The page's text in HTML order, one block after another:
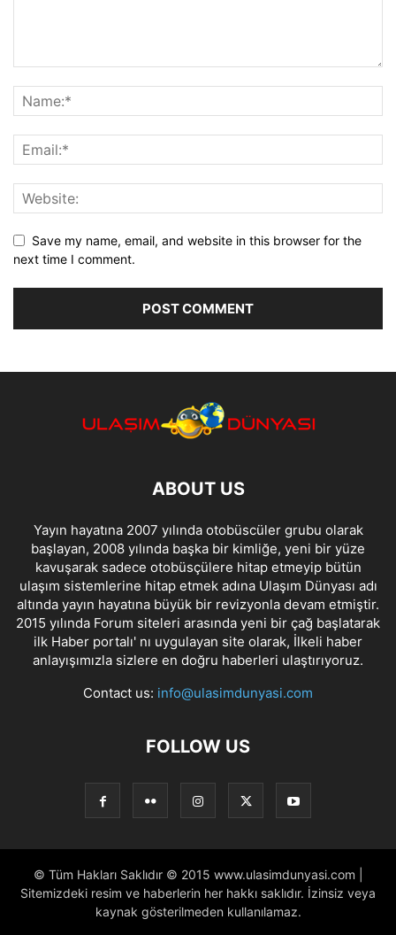
Save my name, email, and website in this browser for the
next time I comment.
ABOUT US
Yayın hayatına 2007 yılında otobüscüler grubu olarak
başlayan, 2008 yılında başka bir kimliğe, yeni bir yüze
kavuşarak sadece otobüsçülere hitap etmeyip bütün
ulaşım sistemlerine hitap etmek adına Ulaşım Dünyası adı
altında yayın hayatına büyük bir revizyonla devam etmiştir.
2015 yılında Forum siteleri arasında yeni bir çağ başlatarak
ilk Haber portalı' nı uygulayan site olarak, İlkeli haber
anlayışımızla sizlere en doğru haberleri ulaştırıyoruz.
Contact us: info@ulasimdunyasi.com
FOLLOW US
© Tüm Hakları Saklıdır © 2015 www.ulasimdunyasi.com |
Sitemizdeki resim ve haberlerin her hakkı saklıdır. İzinsiz veya
kaynak gösterilmeden kullanılamaz.